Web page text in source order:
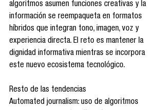
algoritmos asumen funciones creativas y la
información se reempaqueta en formatos
híbridos que integran tono, imagen, voz y
experiencia directa. El reto es mantener la
dignidad informativa mientras se incorpora
este nuevo ecosistema tecnológico.
Resto de las tendencias
Automated journalism: uso de algoritmos